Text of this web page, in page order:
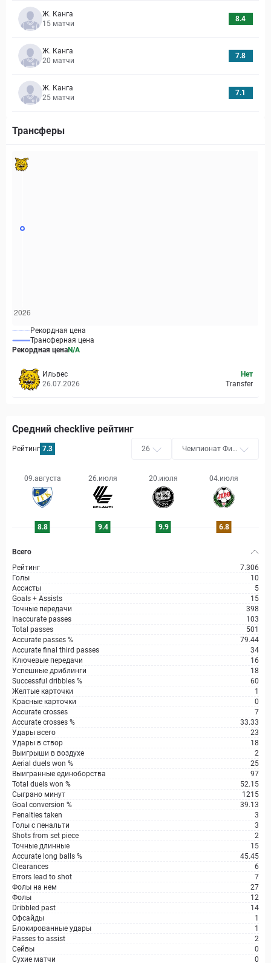
Ж. Канга
15 матчи
8.4
Ж. Канга
20 матчи
7.8
Ж. Канга
25 матчи
7.1
Трансферы
Рекордная цена
Трансферная цена
Рекордная ценаN/A
Ильвес
26.07.2026
Нет
Transfer
Средний checklive рейтинг
Рейтинг 7.3 26
Чемпионат Фин
09.августа
26.июля 20.июля 04.июля
8.8 9.4 9.9 6.8
Всего
Рейтинг
7.306
Голы
10
Ассисты
5
Goals + Assists
15
Точные передачи
398
Inaccurate passes
103
Total passes
501
Accurate passes %
79.44
Accurate final third passes
34
Ключевые передачи
16
Успешные дриблинги
18
Successful dribbles %
60
Желтые карточки
1
Красные карточки
0
Accurate crosses
7
Accurate crosses %
33.33
Удары всего
23
Удары в створ
18
Выигрыши в воздухе
2
Aerial duels won %
25
Выигранные единоборства
97
Total duels won %
52.15
Сыграно минут
1215
Goal conversion %
39.13
Penalties taken
3
Голы с пенальти
3
Shots from set piece
2
Точные длинные
15
Accurate long balls %
45.45
Clearances
6
Errors lead to shot
7
Фолы на нем
27
Фолы
12
Dribbled past
14
Офсайды
1
Блокированные удары
1
Passes to assist
2
Сейвы
0
Сухие матчи
0